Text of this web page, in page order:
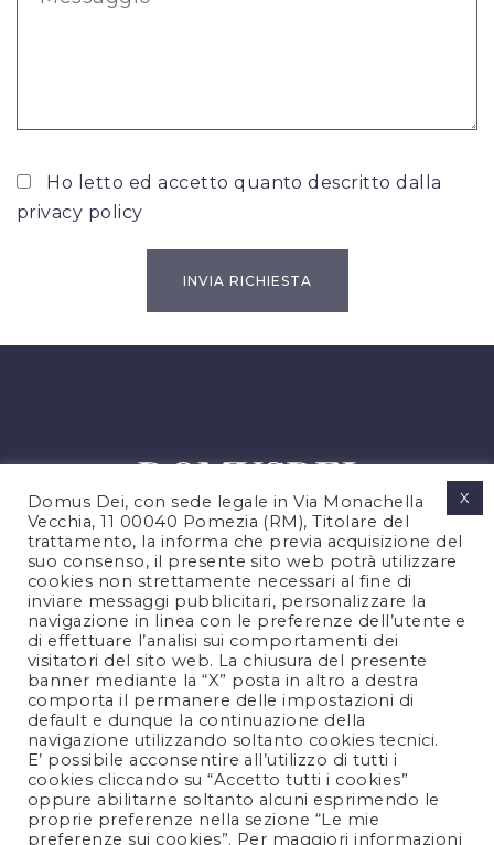
Ho letto ed accetto quanto descritto dalla
privacy policy
PRIVACY POLICY
COOKIES POLICY
NOTE LEGALI
CONTATTACI
FOLLOW US
Domus Dei, con sede legale in Via Monachella
Vecchia, 11 00040 Pomezia (RM), Titolare del
trattamento, la informa che previa acquisizione del
suo consenso, il presente sito web potrà utilizzare
cookies non strettamente necessari al fine di
inviare messaggi pubblicitari, personalizzare la
navigazione in linea con le preferenze dell’utente e
di effettuare l’analisi sui comportamenti dei
visitatori del sito web. La chiusura del presente
banner mediante la “X” posta in altro a destra
comporta il permanere delle impostazioni di
default e dunque la continuazione della
navigazione utilizzando soltanto cookies tecnici.
E’ possibile acconsentire all’utilizzo di tutti i
cookies cliccando su “Accetto tutti i cookies”
oppure abilitarne soltanto alcuni esprimendo le
proprie preferenze nella sezione “Le mie
preferenze sui cookies”. Per maggiori informazioni
X